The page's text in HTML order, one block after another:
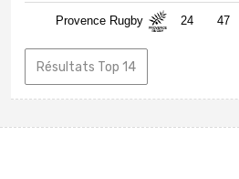
Provence Rugby 24 47
Résultats Top 14